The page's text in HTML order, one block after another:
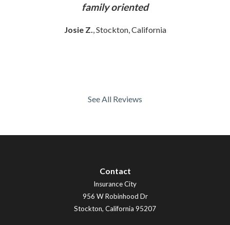
family oriented
Josie Z., Stockton, California
See All Reviews
Contact
Insurance City
956 W Robinhood Dr
Stockton, California 95207